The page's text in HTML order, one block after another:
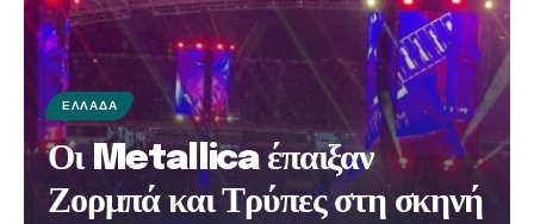
ΕΛΛΆΔΑ
Οι Metallica έπαιξαν
Ζορμπά και Τρύπες στη σκηνή